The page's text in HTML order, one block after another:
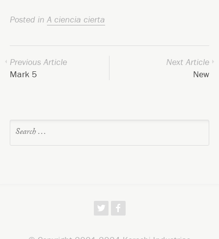
Posted in A ciencia cierta
Previous Article
Mark 5
Next Article
New
w f